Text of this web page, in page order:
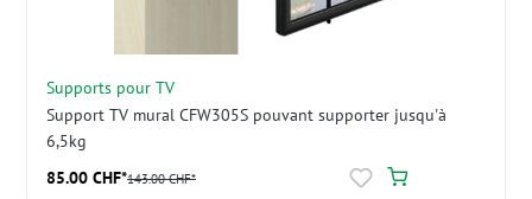
Supports pour TV
Support TV mural CFW305S pouvant supporter jusqu'à
6,5kg
85.00 CHF*143.00 CHF*